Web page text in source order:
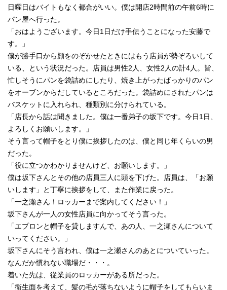
日曜日はバイトもなく都合がいい。僕は開店2時間前の午前6時に
パン屋へ行った。
「おはようございます。今日1日だけ手伝うことになった安藤で
す。」
僕が勝手口から顔をのぞかせたときにはもう店員が勢ぞろいして
いる、という状況だった。店員は男性2人、女性2人の計4人。皆、
忙しそうにパンを袋詰めにしたり、焼き上がったばっかりのパン
をオーブンからだしているところだった。袋詰めにされたパンは
バスケットに入れられ、種類別に分けられている。
「店長から話は聞きました。僕は一番弟子の坂下です。今日1日、
よろしくお願いします。」
そう言って帽子をとり僕に挨拶したのは、僕と同じ年くらいの男
だった。
「役に立つかわかりませんけど、お願いします。」
僕は坂下さんとその他の店員三人に頭を下げた。店員は、「お願
いします」と丁寧に挨拶をして、また作業に戻った。
「一之瀬さん！ロッカーまで案内してください！」
坂下さんが一人の女性店員に向かってそう言った。
「エプロンと帽子を貸しますんで、あの人、一之瀬さんについて
いってください。」
坂下さんにそう言われ、僕は一之瀬さんのあとについていった。
なんだか慣れない職場だ・・・。
着いた先は、従業員のロッカーがある所だった。
「衛生面を考えて、髪の毛が落ちないように帽子をしてもらいま